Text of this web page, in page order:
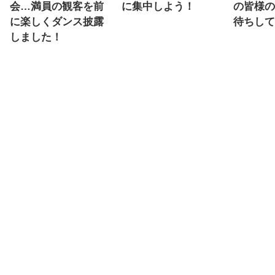
会…満員の観客を前
に楽しくダンス披露
しました！
に集中しよう！
の皆様
待ちし